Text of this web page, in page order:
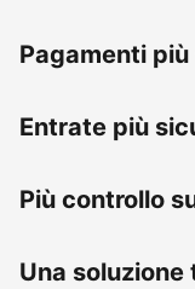
Pagamenti
Entrate più
Più controllo
Una